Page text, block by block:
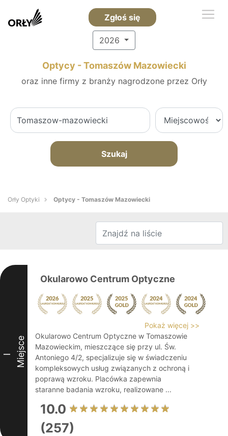
Zgłoś się
2026
Optycy - Tomaszów Mazowiecki
oraz inne firmy z branży nagrodzone przez Orły
Szukaj
Orły Optyki Optycy - Tomaszów Mazowiecki
I Miejsce
Okularowo Centrum Optyczne
Pokaż więcej >>
Okularowo Centrum Optyczne w Tomaszowie
Mazowieckim, mieszczące się przy ul. Św.
Antoniego 4/2, specjalizuje się w świadczeniu
kompleksowych usług związanych z ochroną i
poprawą wzroku. Placówka zapewnia
staranne badania wzroku, realizowane ...
10.0
(257)